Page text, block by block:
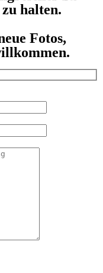
halten.
Fotos,